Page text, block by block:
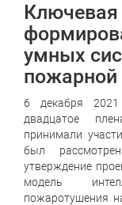
Ключевая
умных
6 декабря 2021
двадцатое
принимали
был
утверждение
модель
пожаротушения